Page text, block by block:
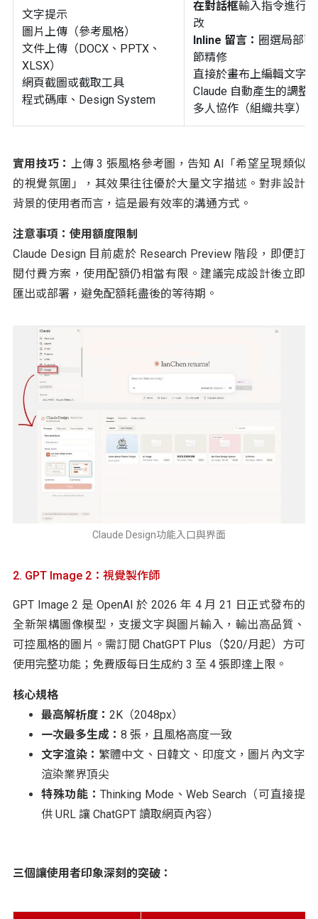
文字提示
圖片上傳（參考風格）
文件上傳（DOCX、PPTX、
XLSX）
網頁截圖或截取工具
程式碼庫、Design System
在對話框輸入指令進行
改
Inline 留言： 圈選局部
節精修
直接於畫布上編輯文字
Claude 自動產生的調整
多人協作（組織共享）
實用技巧： 上傳 3 張風格參考圖，告知 AI「希望呈現類似
的視覺氛圍」，其效果往往優於大量文字描述。對非設計
背景的使用者而言，這是最有效率的溝通方式。
注意事項：使用額度限制
Claude Design 目前處於 Research Preview 階段，即便訂
閱付費方案，使用配額仍相當有限。建議完成設計後立即
匯出或部署，避免配額耗盡後的等待期。
Claude Design功能入口與界面
2. GPT Image 2：視覺製作師
GPT Image 2 是 OpenAI 於 2026 年 4 月 21 日正式發布的
全新架構圖像模型，支援文字與圖片輸入，輸出高品質、
可控風格的圖片。需訂閱 ChatGPT Plus（$20/月起）方可
使用完整功能；免費版每日生成約 3 至 4 張即達上限。
核心規格
最高解析度： 2K（2048px）
一次最多生成： 8 張，且風格高度一致
文字渲染： 繁體中文、日韓文、印度文，圖片內文字
渲染業界頂尖
特殊功能：Thinking Mode、Web Search（可直接提
供 URL 讓 ChatGPT 讀取網頁內容）
三個讓使用者印象深刻的突破：